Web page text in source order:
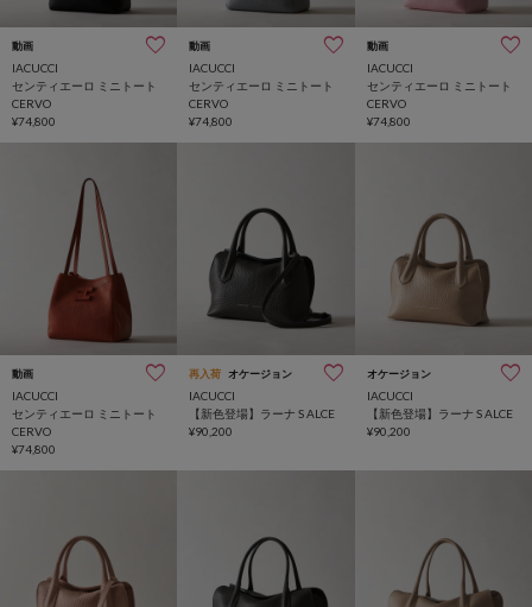
動画
IACUCCI
センティエーロ ミニトート
CERVO
¥74,800
動画
IACUCCI
センティエーロ ミニトート
CERVO
¥74,800
動画
IACUCCI
センティエーロ ミニトート
CERVO
¥74,800
動画
IACUCCI
センティエーロ ミニトート
CERVO
¥74,800
再入荷 オケージョン
IACUCCI
【新色登場】ラーナ S ALCE
¥90,200
オケージョン
IACUCCI
【新色登場】ラーナ S ALCE
¥90,200